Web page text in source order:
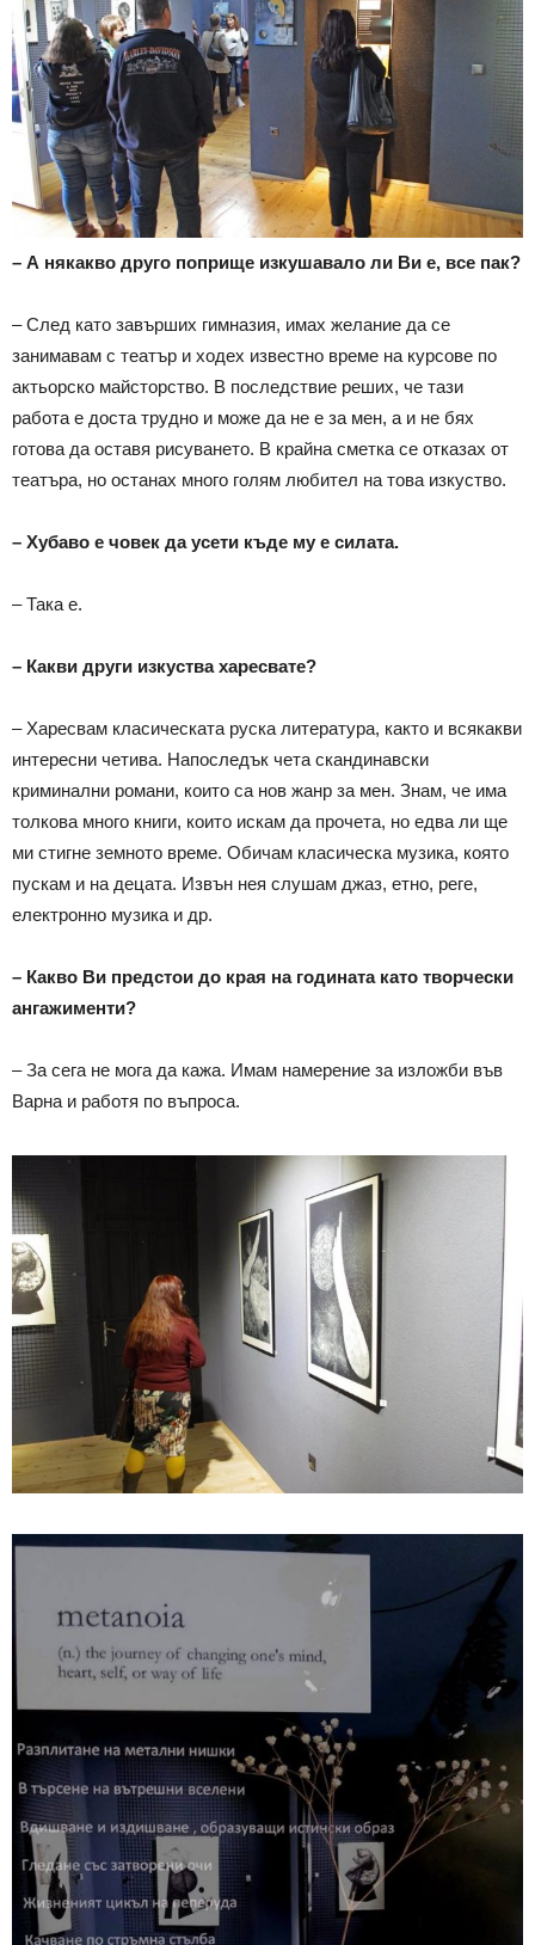
– А някакво друго поприще изкушавало ли Ви е, все пак?
– След като завърших гимназия, имах желание да се
занимавам с театър и ходех известно време на курсове по
актьорско майсторство. В последствие реших, че тази
работа е доста трудно и може да не е за мен, а и не бях
готова да оставя рисуването. В крайна сметка се отказах от
театъра, но останах много голям любител на това изкуство.
– Хубаво е човек да усети къде му е силата.
– Така е.
– Какви други изкуства харесвате?
– Харесвам класическата руска литература, както и всякакви
интересни четива. Напоследък чета скандинавски
криминални романи, които са нов жанр за мен. Знам, че има
толкова много книги, които искам да прочета, но едва ли ще
ми стигне земното време. Обичам класическа музика, която
пускам и на децата. Извън нея слушам джаз, етно, реге,
електронно музика и др.
– Какво Ви предстои до края на годината като творчески
ангажименти?
– За сега не мога да кажа. Имам намерение за изложби във
Варна и работя по въпроса.